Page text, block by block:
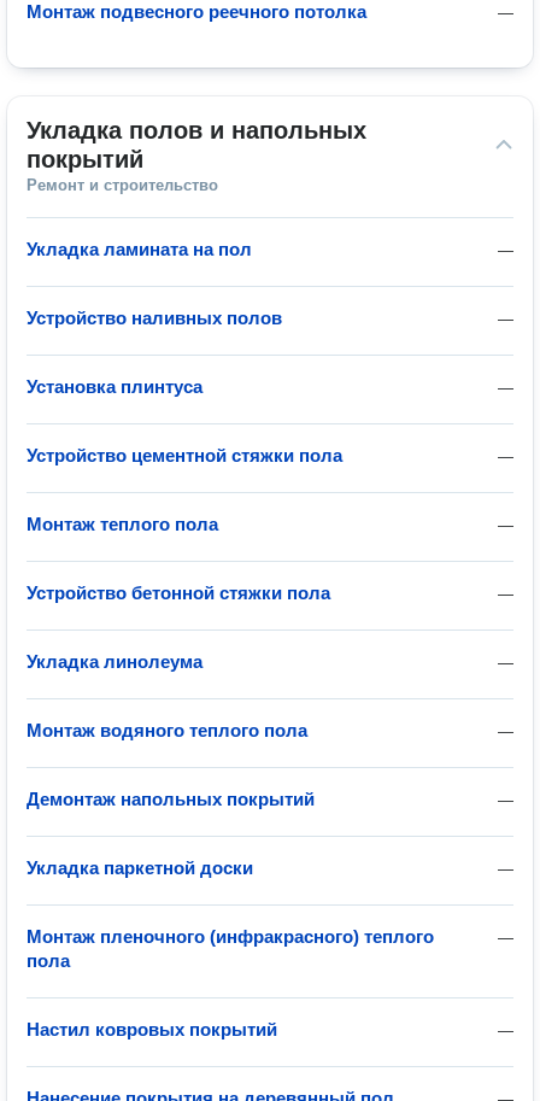
—
Монтаж подвесного реечного потолка
Укладка полов и напольных
покрытий
Ремонт и строительство
—
Укладка ламината на пол
—
Устройство наливных полов
—
Установка плинтуса
—
Устройство цементной стяжки пола
—
Монтаж теплого пола
—
Устройство бетонной стяжки пола
—
Укладка линолеума
—
Монтаж водяного теплого пола
—
Демонтаж напольных покрытий
—
Укладка паркетной доски
—
Монтаж пленочного (инфракрасного) теплого
пола
—
Настил ковровых покрытий